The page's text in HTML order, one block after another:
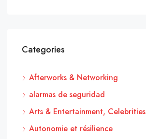
Categories
Afterworks & Networking
alarmas de seguridad
Arts & Entertainment, Celebrities
Autonomie et résilience